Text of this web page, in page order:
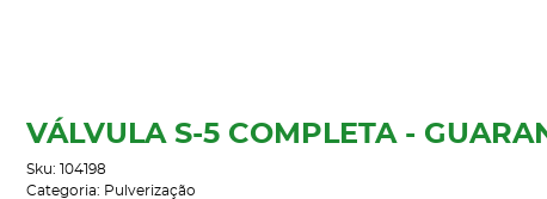
VÁLVULA S-5 COMPLETA -
Sku: 104198
Categoria: Pulverização